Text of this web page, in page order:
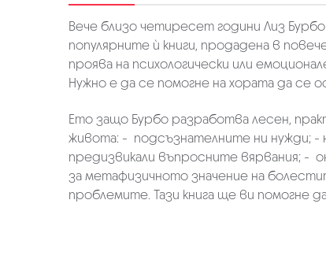
Вече близо четиресет години Лиз
популярните ѝ книги, продадена в
проява на психологически или
Нужно е да се помогне на хората да се
Ето защо Бурбо разработва лесен,
живота: - подсъзнателните ни нужди; -
предизвикали въпросните вярвания; -
за метафизичното значение на
проблемите. Тази книга ще ви помогне